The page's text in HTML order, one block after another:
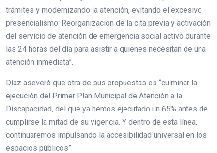
trámites y modernizando la atención, evitando el excesivo
presencialismo: Reorganización de la cita previa y activación
del servicio de atención de emergencia social activo durante
las 24 horas del día para asistir a quienes necesitan de una
atención inmediata”.
Díaz aseveró que otra de sus propuestas es “culminar la
ejecución del Primer Plan Municipal de Atención a la
Discapacidad, del que ya hemos ejecutado un 65% antes de
cumplirse la mitad de su vigencia. Y dentro de esta línea,
continuaremos impulsando la accesibilidad universal en los
espacios públicos”.